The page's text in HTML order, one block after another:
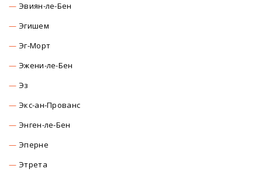
Эвиян-ле-Бен
Эгишем
Эг-Морт
Эжени-ле-Бен
Эз
Экс-ан-Прованс
Энген-ле-Бен
Эперне
Этрета